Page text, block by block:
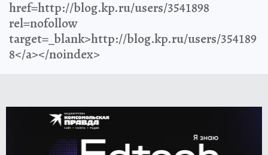
href=http://blog.kp.ru/users/3541898
rel=nofollow
target=_blank>http://blog.kp.ru/users/354189
8</a></noindex>